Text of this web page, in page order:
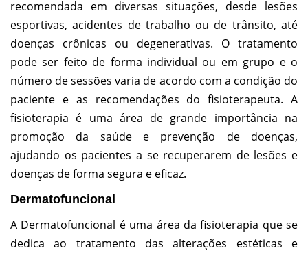
recomendada em diversas situações, desde lesões
esportivas, acidentes de trabalho ou de trânsito, até
doenças crônicas ou degenerativas. O tratamento
pode ser feito de forma individual ou em grupo e o
número de sessões varia de acordo com a condição do
paciente e as recomendações do fisioterapeuta. A
fisioterapia é uma área de grande importância na
promoção da saúde e prevenção de doenças,
ajudando os pacientes a se recuperarem de lesões e
doenças de forma segura e eficaz.
Dermatofuncional
A Dermatofuncional é uma área da fisioterapia que se
dedica ao tratamento das alterações estéticas e